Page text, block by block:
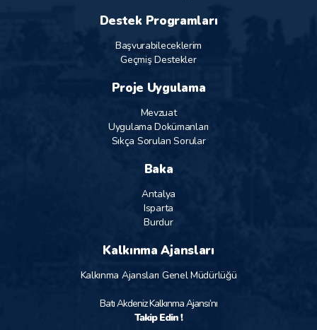
Destek Programları
Başvurabileceklerim
Geçmiş Destekler
Proje Uygulama
Mevzuat
Uygulama Dokümanları
Sıkça Sorulan Sorular
Baka
Antalya
Isparta
Burdur
Kalkınma Ajansları
Kalkınma Ajansları Genel Müdürlüğü
Batı Akdeniz Kalkınma Ajansı’nı
Takip Edin !